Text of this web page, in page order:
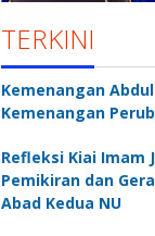
TERKINI
Kemenangan
Kemenangan
Refleksi Kiai Imam
Pemikiran dan
Abad Kedua NU